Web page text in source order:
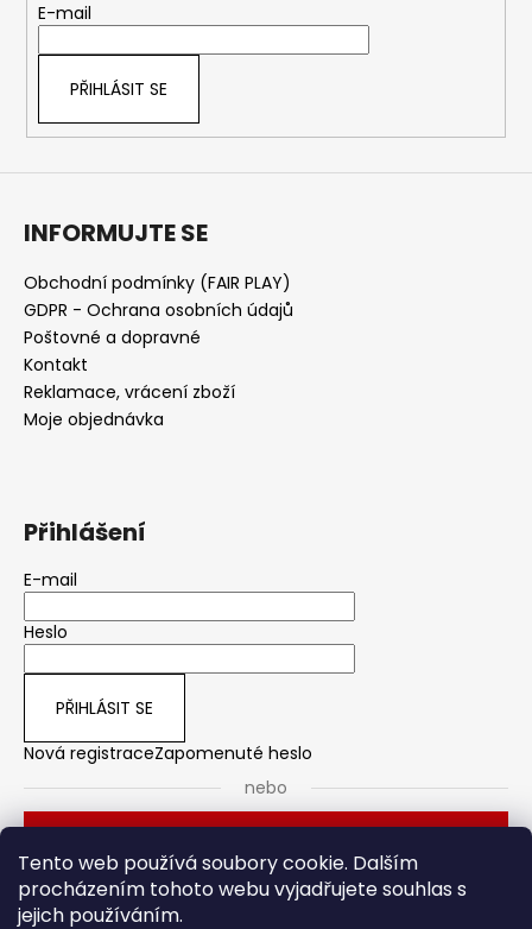
Tento web používá soubory cookie. Dalším
procházením tohoto webu vyjadřujete souhlas s
jejich používáním.
E-mail
PŘIHLÁSIT SE
INFORMUJTE SE
Obchodní podmínky (FAIR PLAY)
GDPR - Ochrana osobních údajů
Poštovné a dopravné
Kontakt
Reklamace, vrácení zboží
Moje objednávka
Přihlášení
E-mail
Heslo
PŘIHLÁSIT SE
Nová registraceZapomenuté heslo
nebo